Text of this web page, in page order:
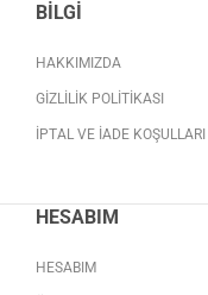
BILGI
HAKKIMIZDA
GIZLILIK POLITIKASI
İPTAL VE İADE KOŞULLARI
HESABIM
HESABIM